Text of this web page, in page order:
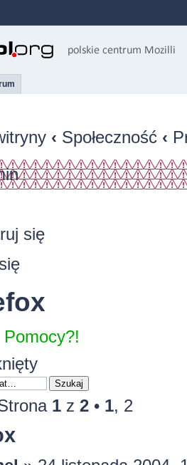
‹ Społeczność ‹
się
Pomocy?!
1z 2• 1, 2